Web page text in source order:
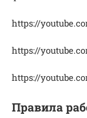
https://
https://
https://
Правила